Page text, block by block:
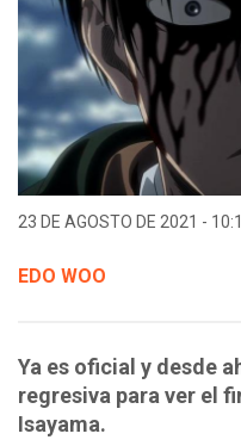
23 DE AGOSTO DE 2021 -
EDO WOO
Ya es oficial y desde
regresiva para ver el
Isayama.